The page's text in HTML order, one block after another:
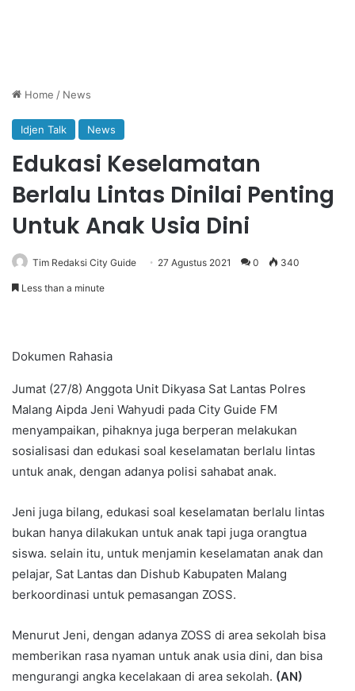
Home / News
Idjen Talk News
Edukasi Keselamatan
Berlalu Lintas Dinilai Penting
Untuk Anak Usia Dini
Tim Redaksi City Guide 27 Agustus 2021 0 340
Less than a minute
Dokumen Rahasia
Jumat (27/8) Anggota Unit Dikyasa Sat Lantas Polres
Malang Aipda Jeni Wahyudi pada City Guide FM
menyampaikan, pihaknya juga berperan melakukan
sosialisasi dan edukasi soal keselamatan berlalu lintas
untuk anak, dengan adanya polisi sahabat anak.
Jeni juga bilang, edukasi soal keselamatan berlalu lintas
bukan hanya dilakukan untuk anak tapi juga orangtua
siswa. selain itu, untuk menjamin keselamatan anak dan
pelajar, Sat Lantas dan Dishub Kabupaten Malang
berkoordinasi untuk pemasangan ZOSS.
Menurut Jeni, dengan adanya ZOSS di area sekolah bisa
memberikan rasa nyaman untuk anak usia dini, dan bisa
mengurangi angka kecelakaan di area sekolah. (AN)